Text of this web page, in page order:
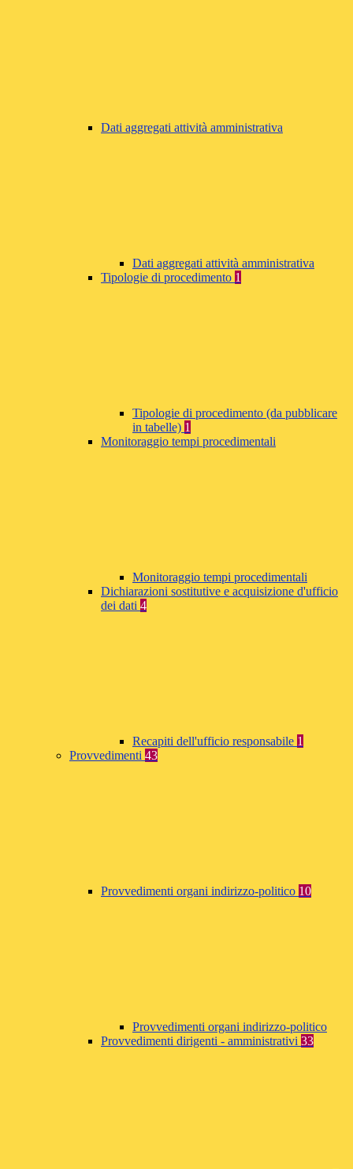
Dati aggregati attività amministrativa
Dati aggregati attività amministrativa
Tipologie di procedimento 1
Tipologie di procedimento (da pubblicare
in tabelle) 1
Monitoraggio tempi procedimentali
Monitoraggio tempi procedimentali
Dichiarazioni sostitutive e acquisizione d'ufficio
dei dati 4
Recapiti dell'ufficio responsabile 1
Provvedimenti 43
Provvedimenti organi indirizzo-politico 10
Provvedimenti organi indirizzo-politico
Provvedimenti dirigenti - amministrativi 33